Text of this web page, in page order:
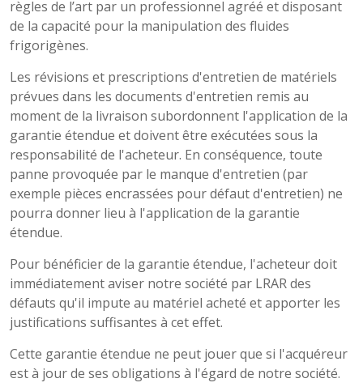
règles de l’art par un professionnel agréé et disposant
de la capacité pour la manipulation des fluides
frigorigènes.
Les révisions et prescriptions d'entretien de matériels
prévues dans les documents d'entretien remis au
moment de la livraison subordonnent l'application de la
garantie étendue et doivent être exécutées sous la
responsabilité de l'acheteur. En conséquence, toute
panne provoquée par le manque d'entretien (par
exemple pièces encrassées pour défaut d'entretien) ne
pourra donner lieu à l'application de la garantie
étendue.
Pour bénéficier de la garantie étendue, l'acheteur doit
immédiatement aviser notre société par LRAR des
défauts qu'il impute au matériel acheté et apporter les
justifications suffisantes à cet effet.
Cette garantie étendue ne peut jouer que si l'acquéreur
est à jour de ses obligations à l'égard de notre société.